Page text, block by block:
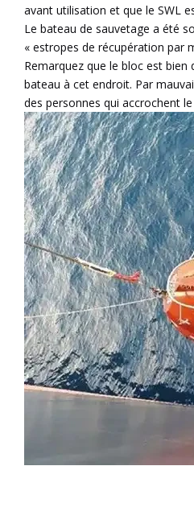
avant utilisation et que le SWL
Le bateau de sauvetage a été
« estropes de récupération par
Remarquez que le bloc est bien
bateau à cet endroit. Par
des personnes qui accrochent